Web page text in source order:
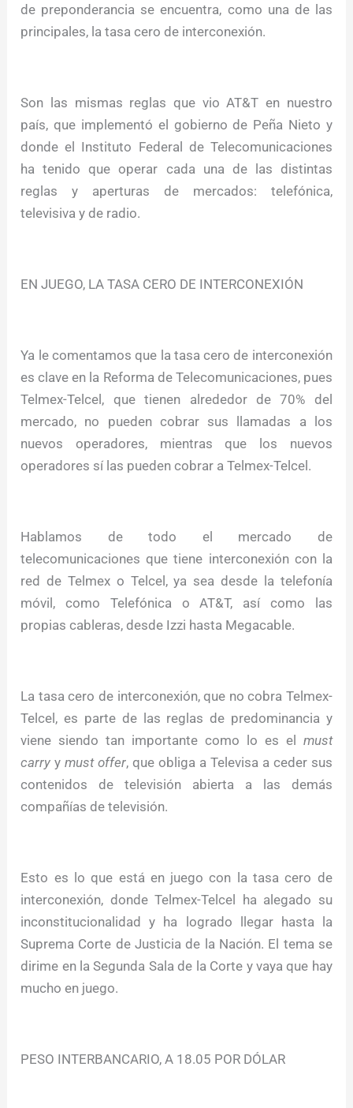
de preponderancia se encuentra, como una de las
principales, la tasa cero de interconexión.
Son las mismas reglas que vio AT&T en nuestro
país, que implementó el gobierno de Peña Nieto y
donde el Instituto Federal de Telecomunicaciones
ha tenido que operar cada una de las distintas
reglas y aperturas de mercados: telefónica,
televisiva y de radio.
EN JUEGO, LA TASA CERO DE INTERCONEXIÓN
Ya le comentamos que la tasa cero de interconexión
es clave en la Reforma de Telecomunicaciones, pues
Telmex-Telcel, que tienen alrededor de 70% del
mercado, no pueden cobrar sus llamadas a los
nuevos operadores, mientras que los nuevos
operadores sí las pueden cobrar a Telmex-Telcel.
Hablamos de todo el mercado de
telecomunicaciones que tiene interconexión con la
red de Telmex o Telcel, ya sea desde la telefonía
móvil, como Telefónica o AT&T, así como las
propias cableras, desde Izzi hasta Megacable.
La tasa cero de interconexión, que no cobra Telmex-
Telcel, es parte de las reglas de predominancia y
viene siendo tan importante como lo es el must
carryymust offer, que obliga a Televisa a ceder sus
contenidos de televisión abierta a las demás
compañías de televisión.
Esto es lo que está en juego con la tasa cero de
interconexión, donde Telmex-Telcel ha alegado su
inconstitucionalidad y ha logrado llegar hasta la
Suprema Corte de Justicia de la Nación. El tema se
dirime en la Segunda Sala de la Corte y vaya que hay
mucho en juego.
PESO INTERBANCARIO, A 18.05 POR DÓLAR